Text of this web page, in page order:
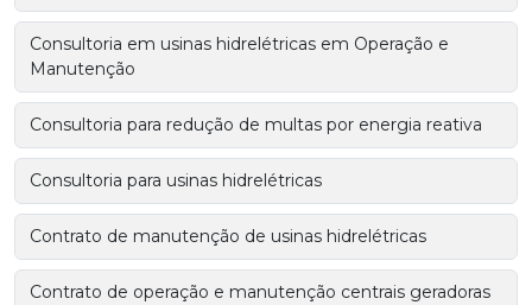
Consultoria em usinas hidrelétricas em Operação e
Manutenção
Consultoria para redução de multas por energia reativa
Consultoria para usinas hidrelétricas
Contrato de manutenção de usinas hidrelétricas
Contrato de operação e manutenção centrais geradoras